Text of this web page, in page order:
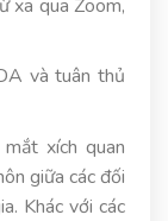
xa qua Zoom,
và tuân thủ
xích quan
giữa các đối
Khác với các